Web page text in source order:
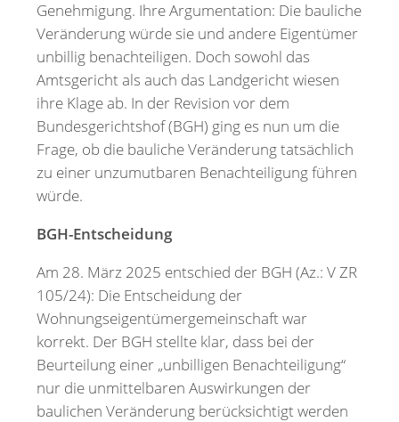
Genehmigung. Ihre Argumentation: Die bauliche
Veränderung würde sie und andere Eigentümer
unbillig benachteiligen. Doch sowohl das
Amtsgericht als auch das Landgericht wiesen
ihre Klage ab. In der Revision vor dem
Bundesgerichtshof (BGH) ging es nun um die
Frage, ob die bauliche Veränderung tatsächlich
zu einer unzumutbaren Benachteiligung führen
würde.
BGH-Entscheidung
Am 28. März 2025 entschied der BGH (Az.: V ZR
105/24): Die Entscheidung der
Wohnungseigentümergemeinschaft war
korrekt. Der BGH stellte klar, dass bei der
Beurteilung einer „unbilligen Benachteiligung“
nur die unmittelbaren Auswirkungen der
baulichen Veränderung berücksichtigt werden